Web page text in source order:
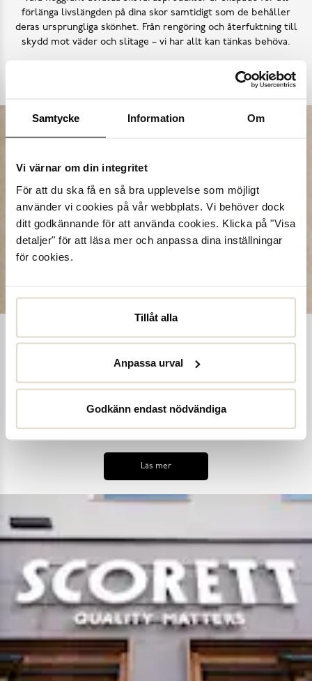
Samtycke Information Om
Vi värnar om din integritet
För att du ska få en så bra upplevelse som möjligt
använder vi cookies på vår webbplats. Vi behöver dock
ditt godkännande för att använda cookies. Klicka på "Visa
detaljer" för att läsa mer och anpassa dina inställningar
för cookies.
Tillåt alla
Anpassa urval
Godkänn endast nödvändiga
förlänga livslängden på dina skor samtidigt som de behåller
deras ursprungliga skönhet. Från rengöring och återfuktning till
skydd mot väder och slitage – vi har allt kan tänkas behöva.
Shoe Reuse
Utifrån målet att inga skor ska bli till avfall i ett för tidigt
skede, samt uppmana till ett mer hållbart synsätt på skors
butiker. Detta är en del av vårt hållbarhetskoncept Shoe
Reuse.
Läs mer